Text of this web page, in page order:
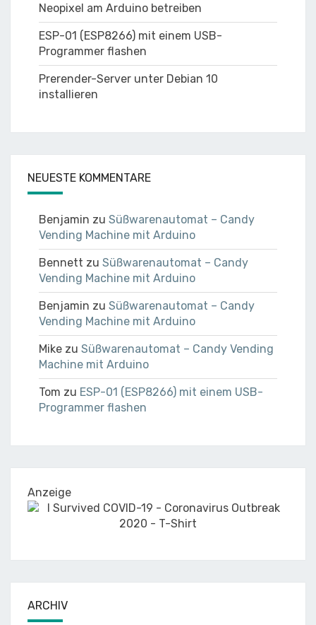
Neopixel am Arduino betreiben
ESP-01 (ESP8266) mit einem USB-
Programmer flashen
Prerender-Server unter Debian 10
installieren
NEUESTE KOMMENTARE
Benjamin zu Süßwarenautomat – Candy
Vending Machine mit Arduino
Bennett zu Süßwarenautomat – Candy
Vending Machine mit Arduino
Benjamin zu Süßwarenautomat – Candy
Vending Machine mit Arduino
Mike zu Süßwarenautomat – Candy Vending
Machine mit Arduino
Tom zu ESP-01 (ESP8266) mit einem USB-
Programmer flashen
Anzeige
ARCHIV